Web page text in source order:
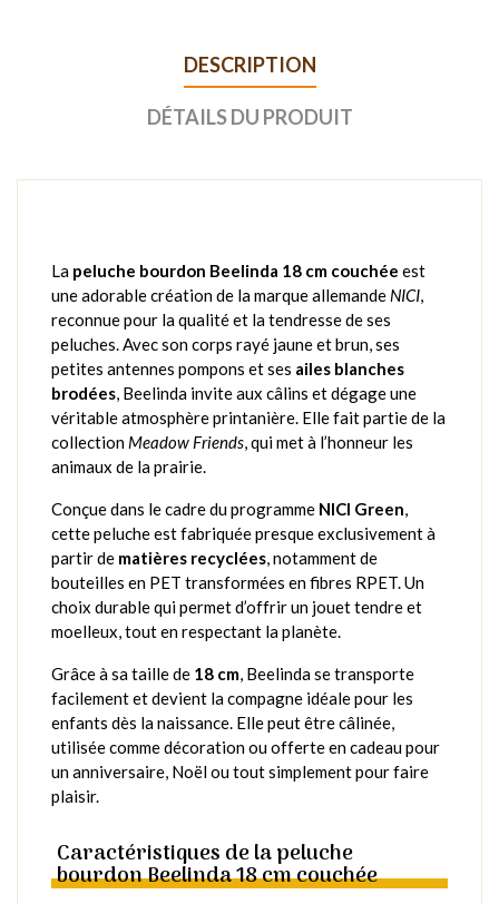
DESCRIPTION
DÉTAILS DU PRODUIT
La peluche bourdon Beelinda 18 cm couchée est
une adorable création de la marque allemande NICI,
reconnue pour la qualité et la tendresse de ses
peluches. Avec son corps rayé jaune et brun, ses
petites antennes pompons et ses ailes blanches
brodées, Beelinda invite aux câlins et dégage une
véritable atmosphère printanière. Elle fait partie de la
collection Meadow Friends, qui met à l’honneur les
animaux de la prairie.
Conçue dans le cadre du programme NICI Green,
cette peluche est fabriquée presque exclusivement à
partir de matières recyclées, notamment de
bouteilles en PET transformées en fibres RPET. Un
choix durable qui permet d’offrir un jouet tendre et
moelleux, tout en respectant la planète.
Grâce à sa taille de 18 cm, Beelinda se transporte
facilement et devient la compagne idéale pour les
enfants dès la naissance. Elle peut être câlinée,
utilisée comme décoration ou offerte en cadeau pour
un anniversaire, Noël ou tout simplement pour faire
plaisir.
Caractéristiques de la peluche
bourdon Beelinda 18 cm couchée